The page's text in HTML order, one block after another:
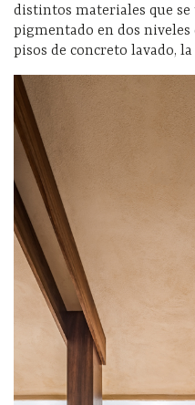
distintos materiales que
pigmentado en dos
pisos de concreto lavado,